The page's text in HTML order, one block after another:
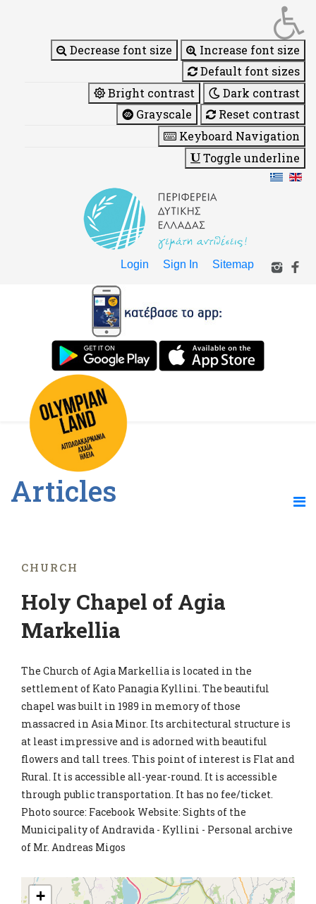
Decrease font size
Increase font size
Default font sizes
Bright contrast
Dark contrast
Grayscale
Reset contrast
Keyboard Navigation
Toggle underline
Login Sign In Sitemap
Articles
CHURCH
Holy Chapel of Agia
Markellia
The Church of Agia Markellia is located in the
settlement of Kato Panagia Kyllini. The beautiful
chapel was built in 1989 in memory of those
massacred in Asia Minor. Its architectural structure is
at least impressive and is adorned with beautiful
flowers and tall trees. This point of interest is Flat and
Rural. It is accessible all-year-round. It is accessible
through public transportation. It has no fee/ticket.
Photo source: Facebook Website: Sights of the
Municipality of Andravida - Kyllini - Personal archive
of Mr. Andreas Migos
+